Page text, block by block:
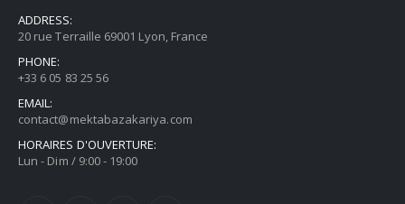
ADDRESS:
20 rue Terraille 69001 Lyon, France
PHONE:
+33 6 05 83 25 56
EMAIL:
contact@mektabazakariya.com
HORAIRES D'OUVERTURE:
Lun - Dim / 9:00 - 19:00